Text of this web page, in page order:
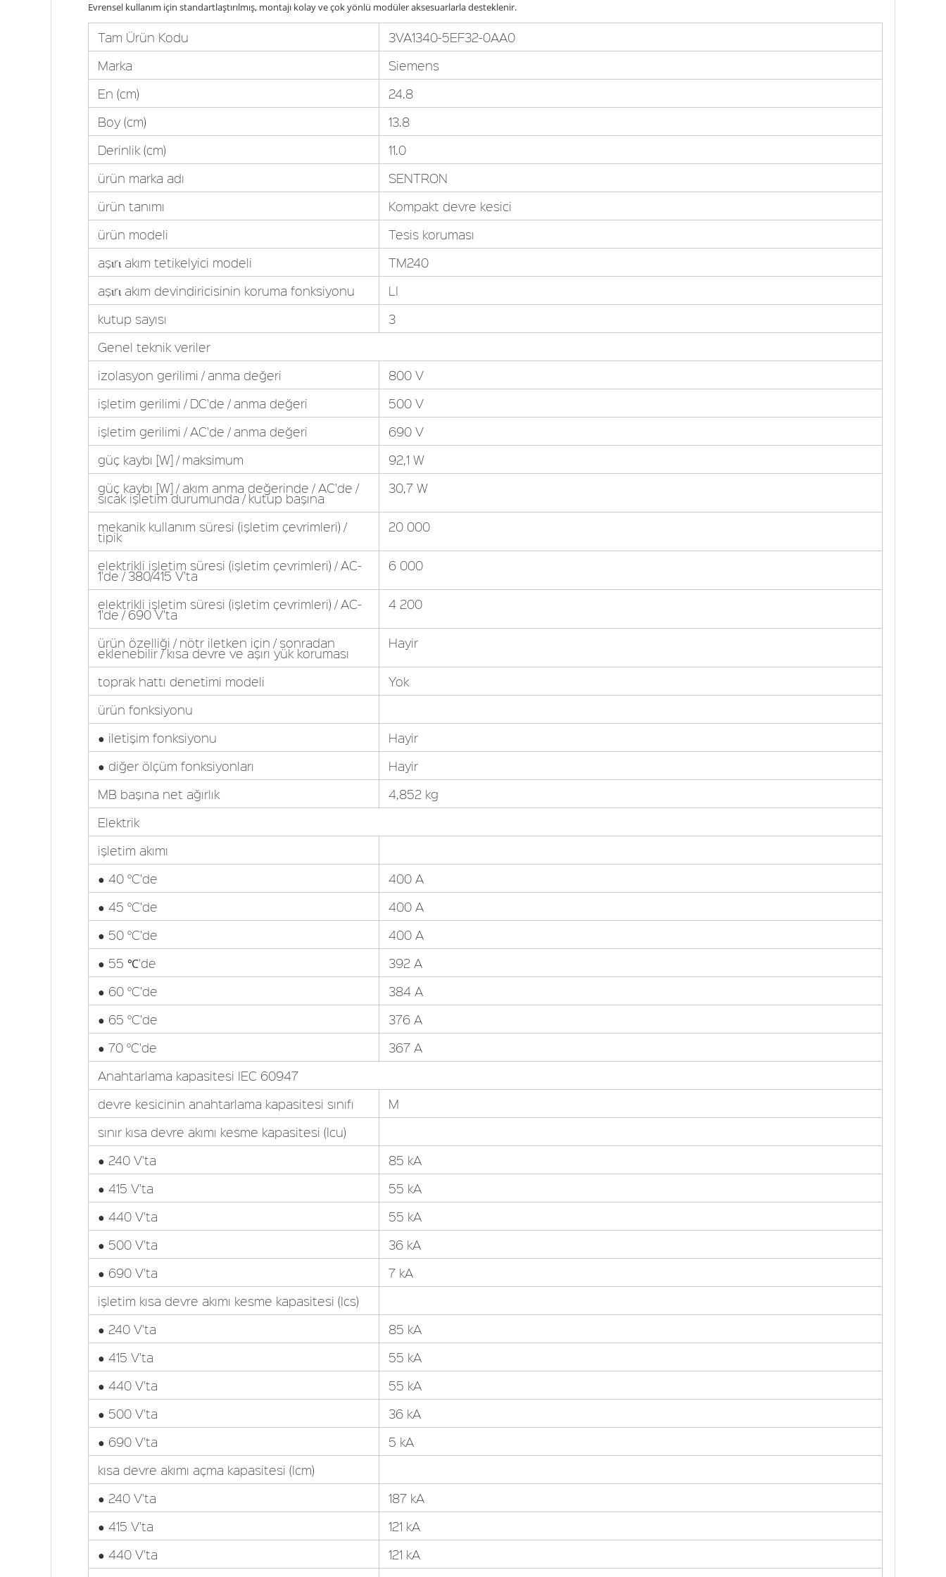
Evrensel kullanım için standartlaştırılmış, montajı kolay ve çok yönlü modüler aksesuarlarla desteklenir.
Tam Ürün Kodu
3VA1340-5EF32-0AA0
Marka
Siemens
En (cm)
24.8
Boy (cm)
13.8
Derinlik (cm)
11.0
ürün marka adı
SENTRON
ürün tanımı
Kompakt devre kesici
ürün modeli
Tesis koruması
aşιrι akım tetikelyici modeli
TM240
aşιrι akım devindiricisinin koruma fonksiyonu
LI
kutup sayısı
3
Genel teknik veriler
izolasyon gerilimi / anma değeri
800 V
işletim gerilimi / DC'de / anma değeri
500 V
işletim gerilimi / AC'de / anma değeri
690 V
güç kaybı [W] / maksimum
92,1 W
güç kaybı [W] / akım anma değerinde / AC'de /
sıcak işletim durumunda / kutup başına
30,7 W
mekanik kullanım süresi (işletim çevrimleri) /
tipik
20 000
elektrikli işletim süresi (işletim çevrimleri) / AC-
1'de / 380/415 V'ta
6 000
elektrikli işletim süresi (işletim çevrimleri) / AC-
1'de / 690 V'ta
4 200
ürün özelliği / nötr iletken için / sonradan
eklenebilir / kısa devre ve aşırı yük koruması
Hayir
toprak hattı denetimi modeli
Yok
ürün fonksiyonu
● iletişim fonksiyonu
Hayir
● diğer ölçüm fonksiyonları
Hayir
MB başına net ağırlık
4,852 kg
Elektrik
işletim akımı
● 40 °C'de
400 A
● 45 °C'de
400 A
● 50 °C'de
400 A
● 55 ℃'de
392 A
● 60 °C'de
384 A
● 65 °C'de
376 A
● 70 °C'de
367 A
Anahtarlama kapasitesi IEC 60947
devre kesicinin anahtarlama kapasitesi sınıfı
M
sınır kısa devre akımı kesme kapasitesi (Icu)
● 240 V'ta
85 kA
● 415 V'ta
55 kA
● 440 V'ta
55 kA
● 500 V'ta
36 kA
● 690 V'ta
7 kA
işletim kısa devre akımı kesme kapasitesi (Ics)
● 240 V'ta
85 kA
● 415 V'ta
55 kA
● 440 V'ta
55 kA
● 500 V'ta
36 kA
● 690 V'ta
5 kA
kısa devre akımı açma kapasitesi (Icm)
● 240 V'ta
187 kA
● 415 V'ta
121 kA
● 440 V'ta
121 kA